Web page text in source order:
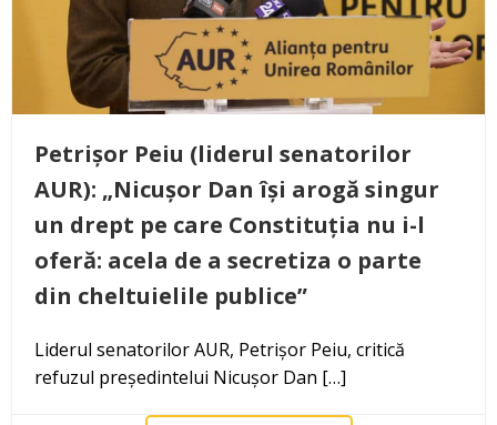
Petrișor Peiu (liderul senatorilor
AUR): „Nicușor Dan își arogă singur
un drept pe care Constituția nu i-l
oferă: acela de a secretiza o parte
din cheltuielile publice”
Liderul senatorilor AUR, Petrișor Peiu, critică
refuzul președintelui Nicușor Dan […]